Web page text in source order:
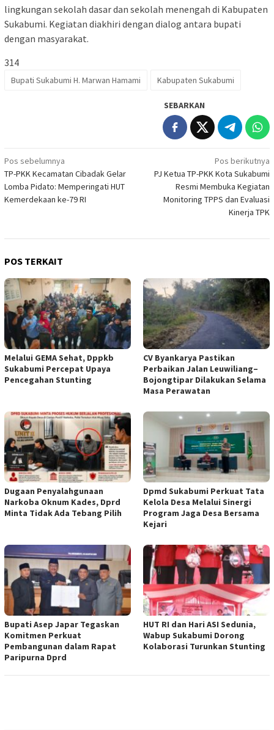
lingkungan sekolah dasar dan sekolah menengah di Kabupaten
Sukabumi. Kegiatan diakhiri dengan dialog antara bupati
dengan masyarakat.
314
Bupati Sukabumi H. Marwan Hamami Kabupaten Sukabumi
SEBARKAN
Navigasi
pos
Pos sebelumnya
TP-PKK Kecamatan Cibadak Gelar
Lomba Pidato: Memperingati HUT
Kemerdekaan ke-79 RI
Pos berikutnya
PJ Ketua TP-PKK Kota Sukabumi
Resmi Membuka Kegiatan
Monitoring TPPS dan Evaluasi
Kinerja TPK
POS TERKAIT
Melalui GEMA Sehat, Dppkb
Sukabumi Percepat Upaya
Pencegahan Stunting
CV Byankarya Pastikan
Perbaikan Jalan Leuwiliang–
Bojongtipar Dilakukan Selama
Masa Perawatan
Dugaan Penyalahgunaan
Narkoba Oknum Kades, Dprd
Minta Tidak Ada Tebang Pilih
Dpmd Sukabumi Perkuat Tata
Kelola Desa Melalui Sinergi
Program Jaga Desa Bersama
Kejari
Bupati Asep Japar Tegaskan
Komitmen Perkuat
Pembangunan dalam Rapat
Paripurna Dprd
HUT RI dan Hari ASI Sedunia,
Wabup Sukabumi Dorong
Kolaborasi Turunkan Stunting